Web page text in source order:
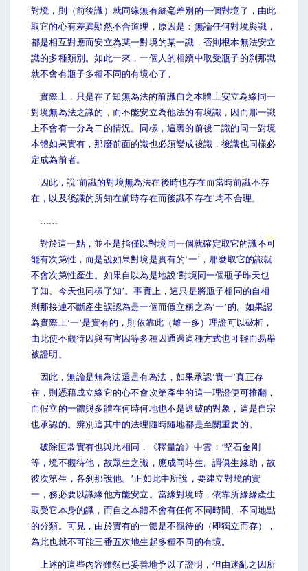
對境，則（前後識）就同緣無有絲毫差別的一個對境了，由此
取它的心有差異顯然不合道理，原因是：無論任何對境與識，
都是相互對應而安立為某一對境的某一識，否則根本無法安立
識的多種類別。如此一來，一個人的相續中取受瓶子的刹那識
就不會有瓶子多種不同的有境心了。
實際上，只是在了知無為法的前識自之本體上安立為緣同一
對境無為法之識的，而不能安立為他法的有境識，因而那一識
上不會有一分為二的情況。同樣，這裏的前後二識的同一對境
本體如果實有，那麼前面的識也必須變成後識，後識也同樣必
定成為前者。
因此，說‘前識的對境無為法在後時也存在而當時前識不存
在，以及後識的所知在前時存在而後識不存在’均不合理。
……
對於這一點，並不是指僅以對境同一個就確定取它的識不可
能有次第性，而是說如果對境是實有的‘一’，那麼取它的識就
不會次第性產生。如果自以為是地說‘對境同一個瓶子昨天也
了知、今天也同樣了知’。事實上，這只是將瓶子相同的自相
刹那接連不斷產生誤認為是一個而假立稱之為‘一’的。如果認
為實際上‘一’是實有的，則依靠此（離一多）理證可以破析，
由此使不觀待因與有害因等多種因通過這種方式也可輕而易舉
被證明。
因此，無論是無為法還是有為法，如果承認‘實一’真正存
在，則憑藉成立緣它的心不會次第產生的這一理證便可推翻，
而假立的一體與多體在何時何地也不是遮破的對象，這是自宗
也承認的。辨別這其中的法理隨時隨地都是至關重要的。
破除恒常實有也與此相同，《釋量論》中雲：‘堅石金剛
等，境不觀待他，故眾生之識，應成同時生。謂俱生緣助，故
彼次第生，各刹那說他。’正如此中所說，要建立對境的實
一，務必要以識緣他方能安立。當緣對境時，依靠所緣緣產生
取受它本身的識，而自之本體不會有任何不同時間、不同地點
的分類。可見，由於實有的一體是不觀待的（即獨立而存），
為此也就不可能三番五次地生起多種不同的有境。
上述的這些內容雖然已妥善地予以了證明，但由迷亂之因所